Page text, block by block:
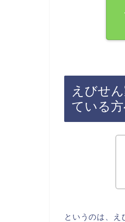
えびせ
ている
というのは、え